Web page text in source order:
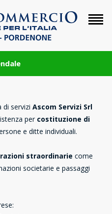
di servizi Ascom Servizi Srl
per costituzione di
e ditte individuali.
straordinarie come
societarie e passaggi